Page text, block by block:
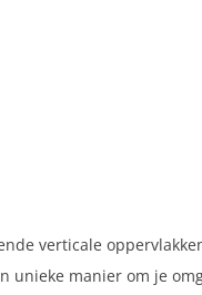
verticale
manier om je